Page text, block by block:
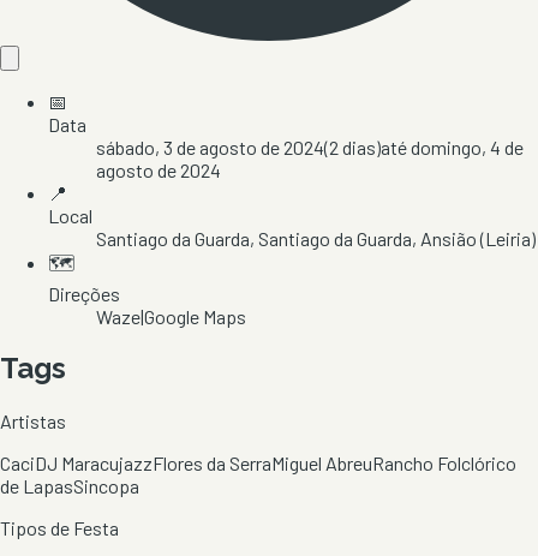
📅
Data
sábado, 3 de agosto de 2024(2 dias)atédomingo, 4 de
agosto de 2024
📍
Local
Santiago da Guarda, Santiago da Guarda, Ansião(Leiria)
🗺️
Direções
Waze|Google Maps
Tags
Artistas
CaciDJ MaracujazzFlores da SerraMiguel AbreuRancho Folclórico
de LapasSincopa
Tipos de Festa